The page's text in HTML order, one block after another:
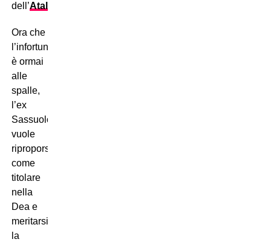
dell’Atalanta
Ora che
l’infortunio
è ormai
alle
spalle,
l’ex
Sassuolo
vuole
riproporsi
come
titolare
nella
Dea e
meritarsi
la